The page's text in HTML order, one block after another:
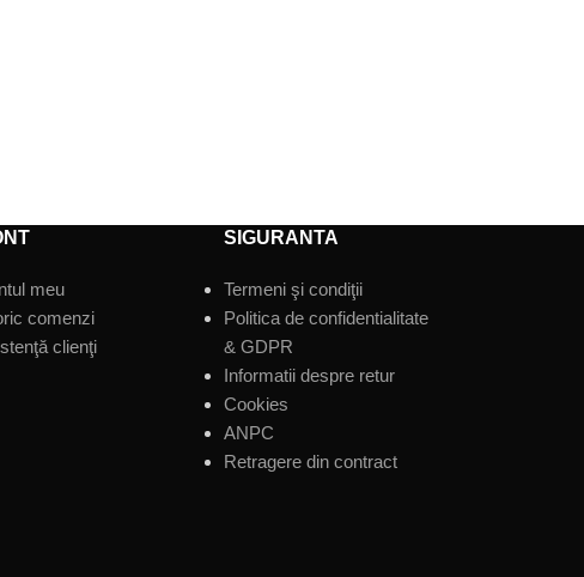
meu
comenzi
clienţi
SIGURANTA
Termeni şi condiţii
Politica de confidentialitate
& GDPR
Informatii despre retur
Cookies
ANPC
Retragere din contract